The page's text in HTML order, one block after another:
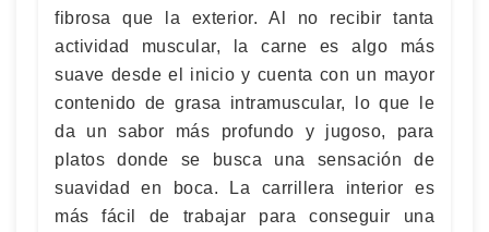
fibrosa que la exterior. Al no recibir tanta
actividad muscular, la carne es algo más
suave desde el inicio y cuenta con un mayor
contenido de grasa intramuscular, lo que le
da un sabor más profundo y jugoso, para
platos donde se busca una sensación de
suavidad en boca. La carrillera interior es
más fácil de trabajar para conseguir una